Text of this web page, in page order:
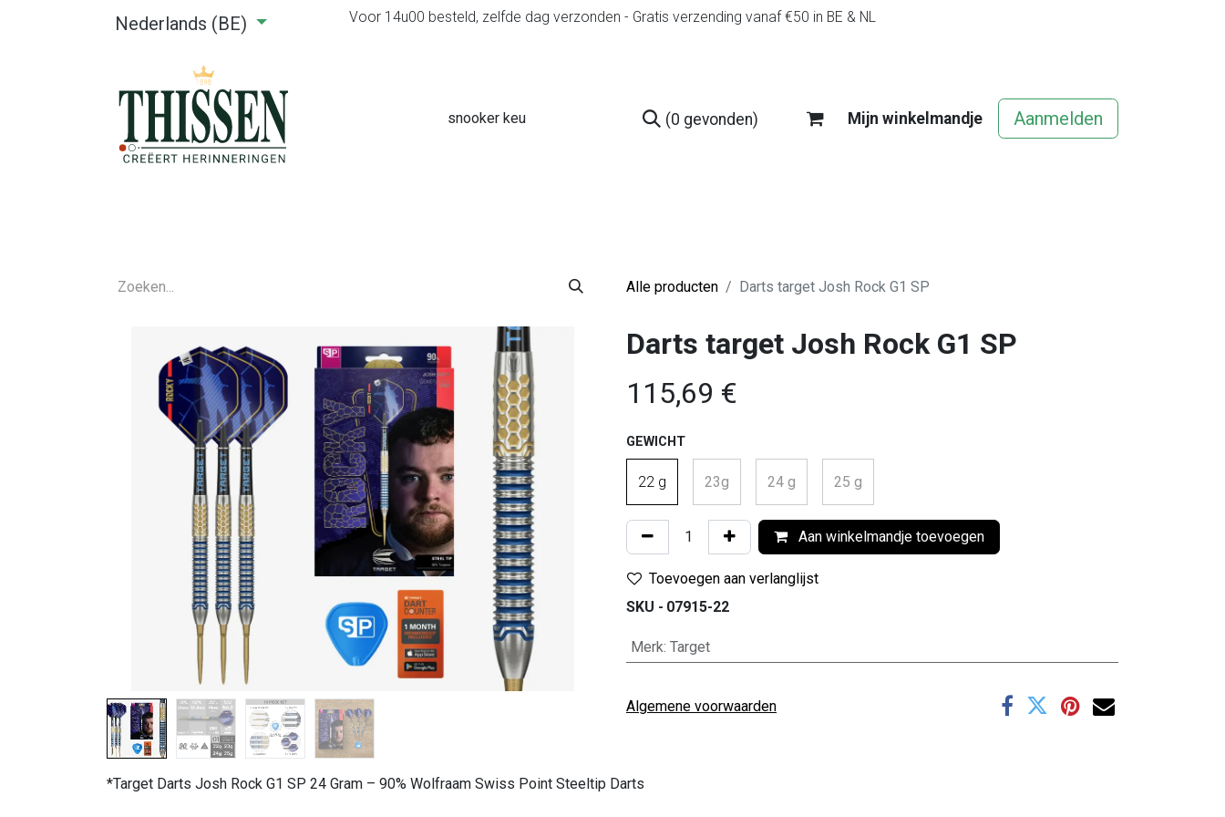
Nederlands (BE) Voor 14u00 besteld, zelfde dag verzonden - Gratis verzending vanaf €50 in BE & NL
(0 gevonden) Mijn winkelmandje Aanmelden
Alle producten Darts target Josh Rock G1 SP
Darts target Josh Rock G1 SP
115,69 €
GEWICHT
22 g 23g 24 g 25 g
Aan winkelmandje toevoegen
Toevoegen aan verlanglijst
SKU - 07915-22
Merk: Target
Algemene voorwaarden
*Target Darts Josh Rock G1 SP 24 Gram – 90% Wolfraam Swiss Point Steeltip Darts